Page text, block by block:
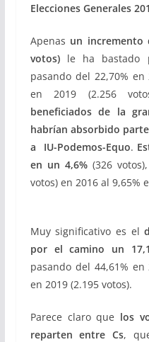
Elecciones Generales
Apenas un incremento
votos)le ha bastado
pasando del 22,70% en
en 2019 (2.256
beneficiados de la
habrían absorbido
a IU-Podemos-Equo.
en un 4,6% (326
votos) en 2016 al 9,65%
Muy significativo es el
por el camino un
pasando del 44,61% en
en 2019 (2.195 votos).
Parece claro que los
reparten entre Cs,